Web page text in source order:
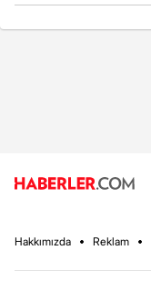
Hakkımızda Reklam